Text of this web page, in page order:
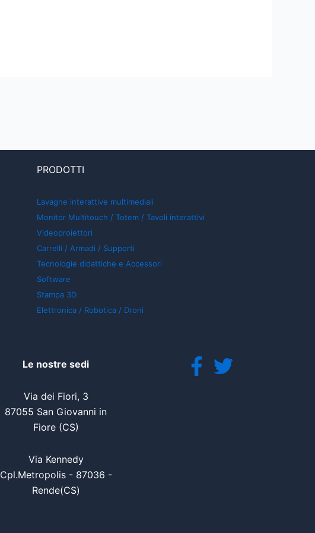
PRODOTTI
Lavagne interattive multimediali
Monitor Multitouch / Totem / Tavoli interattivi
Videoproiettori
Carrelli / Armadi / Supporti
Tecnologie didattiche e Accessori
Software
Stampa 3D
Elettronica / Robotica / Droni
Le nostre sedi
Via dei Fiori, 3
87055 San Giovanni in
Fiore (CS)
Via Kennedy
Cpl.Metropolis - 87036 -
Rende(CS)